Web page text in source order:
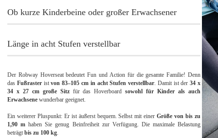
Ob kurze Kinderbeine oder großer Erwachsener
Länge in acht Stufen verstellbar
Der Robway Hoverseat bedeutet Fun und Action für die gesamte Familie! Denn
das Fußrasteristvon 83–105 cm in acht Stufen verstellbar. Damit ist der34 x
34 x 27 cm große Sitzfür das Hoverboardsowohl für Kinder als auch
Erwachsene wunderbar geeignet.
Ein weiterer Pluspunkt: Er ist äußerst bequem. Selbst mit einerGröße von bis zu
1,90 m haben Sie genug Beinfreiheit zur Verfügung. Die maximale Belastung
beträgt bis zu 100 kg.